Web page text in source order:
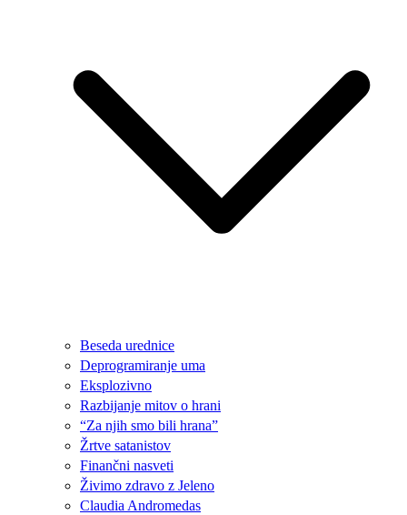
Beseda urednice
Deprogramiranje uma
Eksplozivno
Razbijanje mitov o hrani
“Za njih smo bili hrana”
Žrtve satanistov
Finančni nasveti
Živimo zdravo z Jeleno
Claudia Andromedas